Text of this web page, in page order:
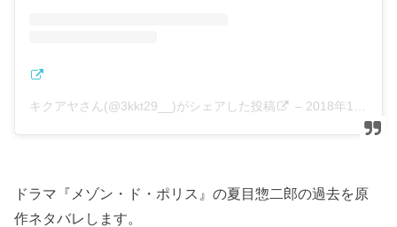
キクアヤさん(@3kkt29__)がシェアした投稿 – 2018年10月月19日午前5時19分PDT
ドラマ『メゾン・ド・ポリス』の夏目惣二郎の過去を原
作ネタバレします。